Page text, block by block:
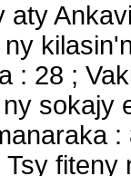
aty
: 28 ;
sokajy
Tsy